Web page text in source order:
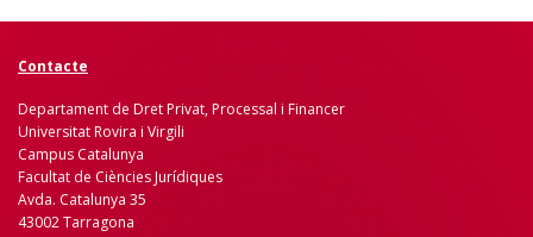
Contacte
Departament de Dret Privat, Processal i Financer
Universitat Rovira i Virgili
Campus Catalunya
Facultat de Ciències Jurídiques
Avda. Catalunya 35
43002 Tarragona